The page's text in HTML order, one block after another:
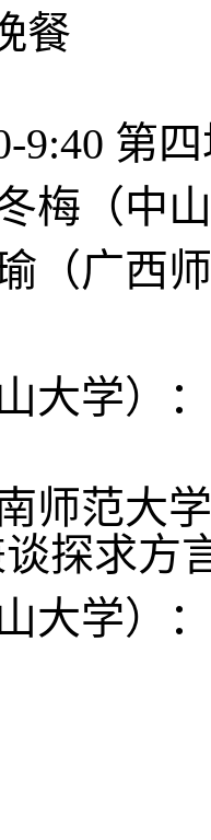
餐
9:40 第
梅（中
（广西
大学）
师范大
探求方
大学）